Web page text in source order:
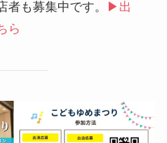
も募集中です。
▶出
ら